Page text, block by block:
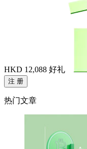
HKD 12,088 好礼
注 册
热门文章